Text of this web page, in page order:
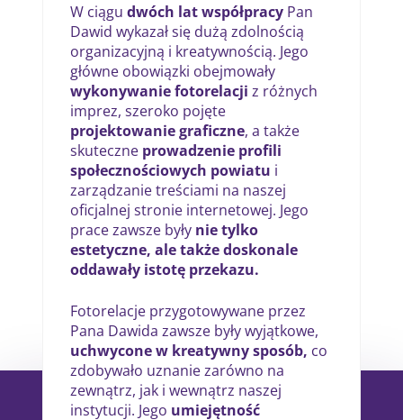
W ciągu dwóch lat współpracyPan
Dawid wykazał się dużą zdolnością
organizacyjną i kreatywnością. Jego
główne obowiązki obejmowały
wykonywanie fotorelacji z różnych
imprez, szeroko pojęte
projektowanie graficzne, a także
skuteczne prowadzenie profili
społecznościowych powiatu i
zarządzanie treściami na naszej
oficjalnej stronie internetowej. Jego
prace zawsze były nie tylko
estetyczne, ale także doskonale
oddawały istotę przekazu.
Fotorelacje przygotowywane przez
Pana Dawida zawsze były wyjątkowe,
uchwycone w kreatywny sposób, co
zdobywało uznanie zarówno na
zewnątrz, jak i wewnątrz naszej
instytucji. Jego umiejętność